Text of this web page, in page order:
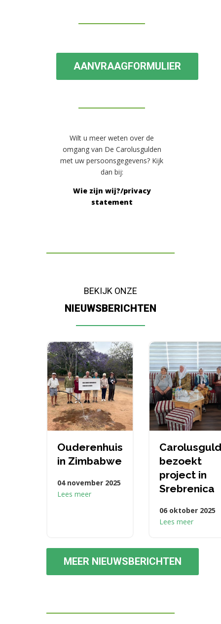
AANVRAAGFORMULIER
Wilt u meer weten over de
omgang van De Carolusgulden
met uw persoonsgegevens? Kijk
dan bij:
Wie zijn wij?/privacy
statement
BEKIJK ONZE
NIEUWSBERICHTEN
Ouderenhuis
in Zimbabwe
04 november 2025
Lees meer
bezoekt
project in
Srebrenica
06 oktober 2025
Lees meer
MEER NIEUWSBERICHTEN